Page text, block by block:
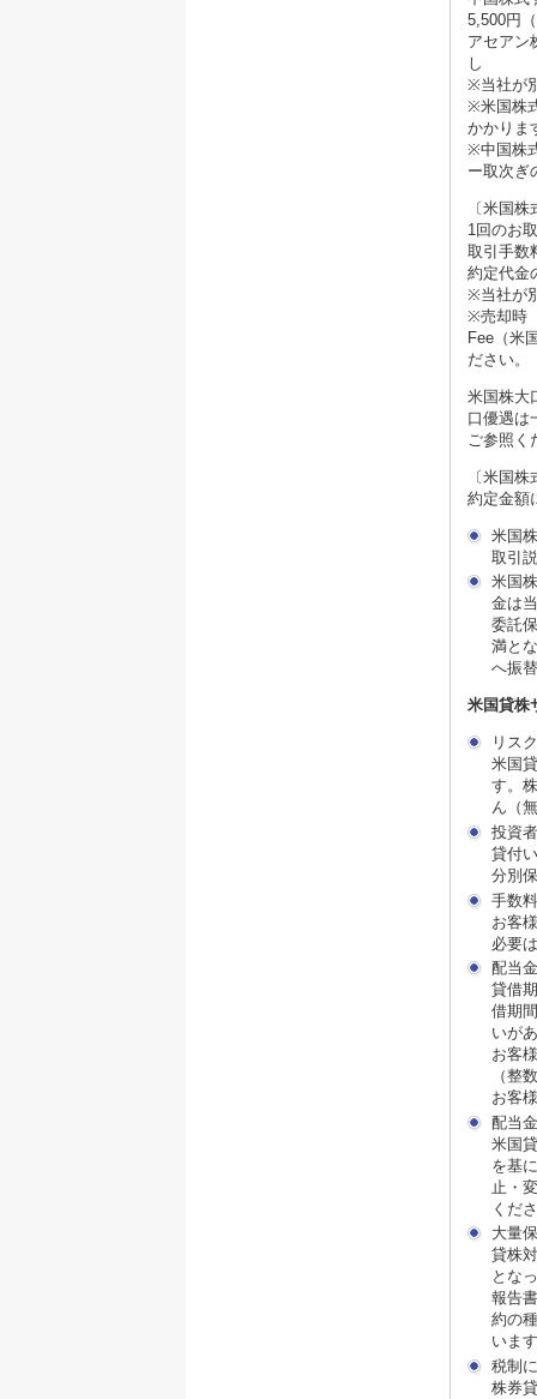
5,500円
アセアン
し
※当社が
※米国株
かかりま
※中国株
ー取次ぎ
〔米国
1回のお
取引手数
約定代金
※当社が
※売却時
Fee（米
ださい。
米国株大
口優遇は
ご参照く
〔米国
約定金額
米国
取引
米国
金は
委託
満と
へ振
米国貸株
リス
米国
す。
ん（
投資
貸付
分別
手数
お客
必要
配当
貸借
借期
いが
お客
（整
お客
配当
米国
を基
止・
くだ
大量
貸株
とな
報告
約の
いま
税制
株券